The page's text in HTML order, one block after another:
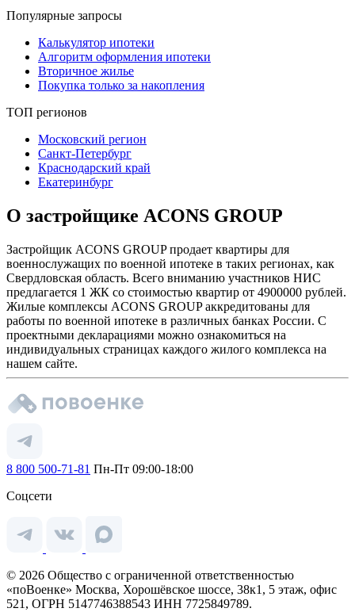
Популярные запросы
Калькулятор ипотеки
Алгоритм оформления ипотеки
Вторичное жилье
Покупка только за накопления
ТОП регионов
Московский регион
Санкт-Петербург
Краснодарский край
Екатеринбург
О застройщике ACONS GROUP
Застройщик ACONS GROUP продает квартиры для
военнослужащих по военной ипотеке в таких регионах, как
Свердловская область. Всего вниманию участников НИС
предлагается 1 ЖК со стоимостью квартир от 4900000 рублей.
Жилые комплексы ACONS GROUP аккредитованы для
работы по военной ипотеке в различных банках России. С
проектными декларациями можно ознакомиться на
индивидуальных страницах каждого жилого комплекса на
нашем сайте.
8 800 500-71-81 Пн-Пт 09:00-18:00
Соцсети
© 2026 Общество с ограниченной ответственностью
«поВоенке» Москва, Хорошёвское шоссе, 38к1, 5 этаж, офис
521, ОГРН 5147746388543 ИНН 7725849789.